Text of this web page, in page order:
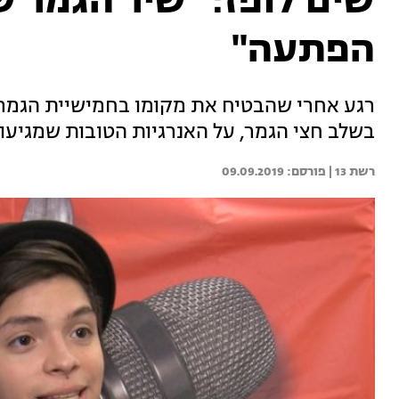
הפתעה"
רגע אחרי שהבטיח את מקומו בחמישיית
בשלב חצי הגמר, על האנרגיות הטובות
רשת 13 | 09.09.2019